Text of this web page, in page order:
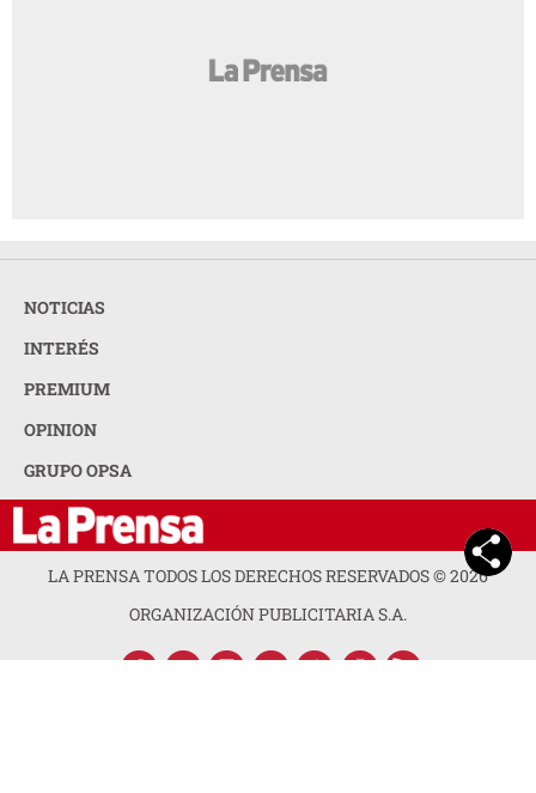
NOTICIAS
INTERÉS
PREMIUM
OPINION
GRUPO OPSA
LA PRENSA TODOS LOS DERECHOS RESERVADOS ©2026
ORGANIZACIÓN PUBLICITARIA S.A.